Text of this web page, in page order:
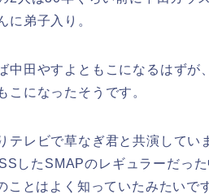
に弟子入り。
中田やすよともこになるはず
こになったそうです。
テレビで草なぎ君と共演して
したSMAPのレギュラーだっ
ことはよく知っていたみたいで